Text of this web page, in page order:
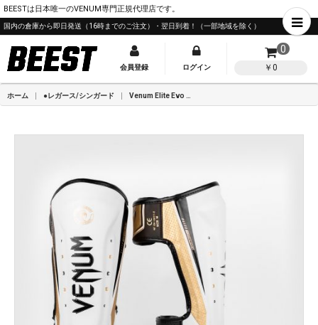
BEESTは日本唯一のVENUM専門正規代理店です。
国内の倉庫から即日発送（16時までのご注文）・翌日到着！（一部地域を除く）
会員登録 ログイン
0
￥0
ホーム ●レガース/シンガード